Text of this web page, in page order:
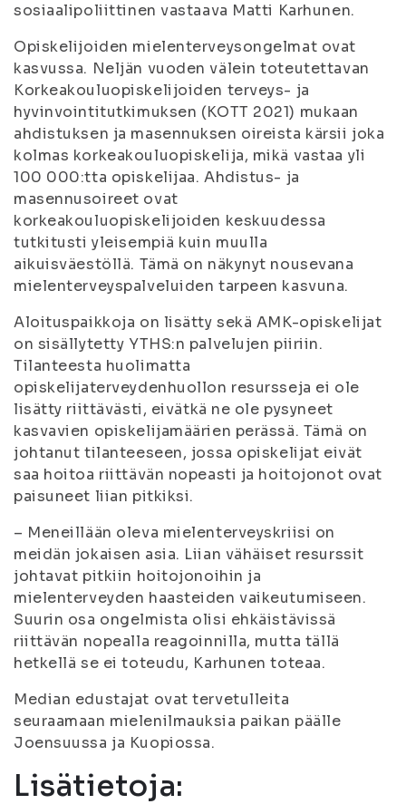
sosiaalipoliittinen vastaava Matti Karhunen.
Opiskelijoiden mielenterveysongelmat ovat
kasvussa. Neljän vuoden välein toteutettavan
Korkeakouluopiskelijoiden terveys- ja
hyvinvointitutkimuksen (KOTT 2021) mukaan
ahdistuksen ja masennuksen oireista kärsii joka
kolmas korkeakouluopiskelija, mikä vastaa yli
100 000:tta opiskelijaa. Ahdistus- ja
masennusoireet ovat
korkeakouluopiskelijoiden keskuudessa
tutkitusti yleisempiä kuin muulla
aikuisväestöllä. Tämä on näkynyt nousevana
mielenterveyspalveluiden tarpeen kasvuna.
Aloituspaikkoja on lisätty sekä AMK-opiskelijat
on sisällytetty YTHS:n palvelujen piiriin.
Tilanteesta huolimatta
opiskelijaterveydenhuollon resursseja ei ole
lisätty riittävästi, eivätkä ne ole pysyneet
kasvavien opiskelijamäärien perässä. Tämä on
johtanut tilanteeseen, jossa opiskelijat eivät
saa hoitoa riittävän nopeasti ja hoitojonot ovat
paisuneet liian pitkiksi.
– Meneillään oleva mielenterveyskriisi on
meidän jokaisen asia. Liian vähäiset resurssit
johtavat pitkiin hoitojonoihin ja
mielenterveyden haasteiden vaikeutumiseen.
Suurin osa ongelmista olisi ehkäistävissä
riittävän nopealla reagoinnilla, mutta tällä
hetkellä se ei toteudu, Karhunen toteaa.
Median edustajat ovat tervetulleita
seuraamaan mielenilmauksia paikan päälle
Joensuussa ja Kuopiossa.
Lisätietoja: